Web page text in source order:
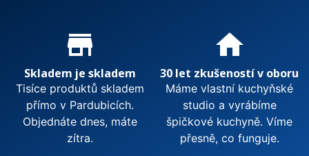
Proč nakupovat u nás?
store_mall_directory
Skladem je skladem
Tisíce produktů skladem
přímo v Pardubicích.
Objednáte dnes, máte
zítra.
home
30 let zkušeností v oboru
Máme vlastní kuchyňské
studio a vyrábíme
špičkové kuchyně. Víme
přesně, co funguje.